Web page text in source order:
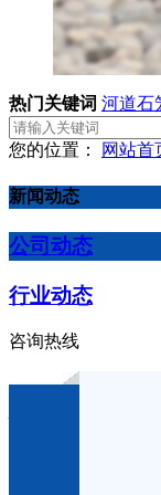
热门关键词 河道石
您的位置： 网站首
新闻动态
公司动态
行业动态
咨询热线